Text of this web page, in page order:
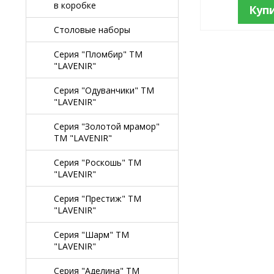
в коробке
Столовые наборы
Серия "Пломбир" TM
"LAVENIR"
Серия "Одуванчики" TM
"LAVENIR"
Серия "Золотой мрамор"
TM "LAVENIR"
Серия "Роскошь" TM
"LAVENIR"
Серия "Престиж" ТМ
"LAVENIR"
Серия "Шарм" ТМ
"LAVENIR"
Серия "Аделина" TM